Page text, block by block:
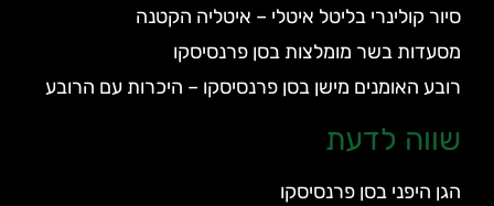
סיור קולינרי בליטל איטלי – איטליה הקטנה
מסעדות בשר מומלצות בסן פרנסיסקו
רובע האומנים מישן בסן פרנסיסקו – היכרות עם הרובע
שווה לדעת
הגן היפני בסן פרנסיסקו